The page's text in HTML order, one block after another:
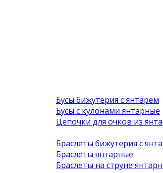
Бусы бижутерия с янтарем
Бусы с кулонами янтарные
Цепочки для очков из
Браслеты бижутерия с
Браслеты янтарные
Браслеты на струне